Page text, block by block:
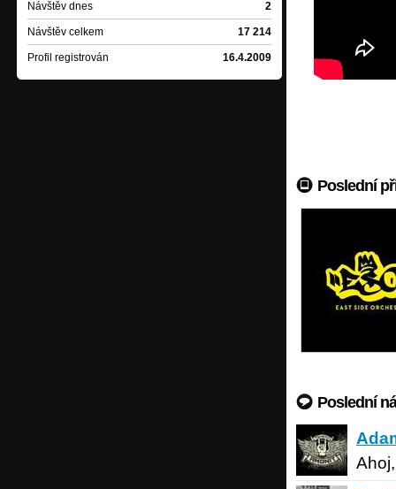
Návštěv dnes 2
Návštěv celkem 17 214
Profil registrován 16.4.2009
Poslední
Poslední
Adam